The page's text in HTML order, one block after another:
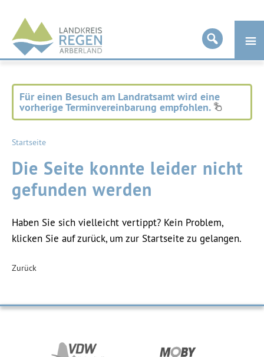
Landkreis
Regen
Für einen Besuch am Landratsamt wird eine
vorherige Terminvereinbarung empfohlen.
Startseite
Die Seite konnte leider nicht
gefunden werden
Haben Sie sich vielleicht vertippt? Kein Problem,
klicken Sie auf zurück, um zur Startseite zu gelangen.
Zurück